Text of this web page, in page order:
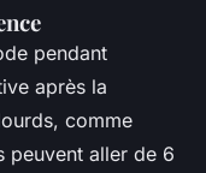
pendant
après la
comme
peuvent aller de 6